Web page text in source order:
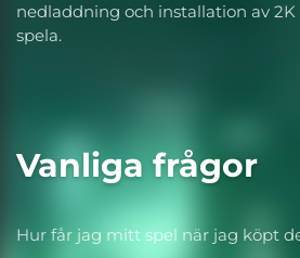
nedladdning och installation av
spela.
Vanliga frågor
Hur får jag mitt spel när jag köpt